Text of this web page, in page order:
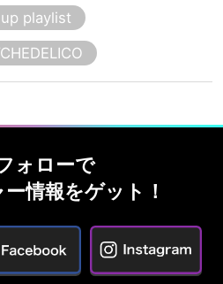
playlist
ォローで
情報をゲット！